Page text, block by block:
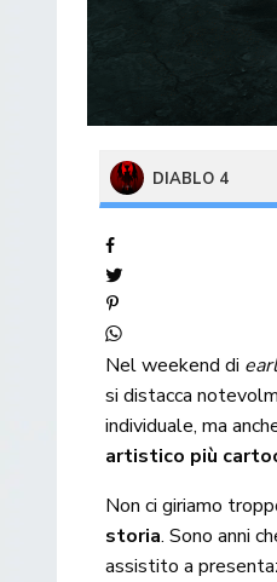
DIABLO 4
Nel weekend di
si distacca
individuale, ma
artistico più
Non ci giriamo
storia. Sono anni
assistito a